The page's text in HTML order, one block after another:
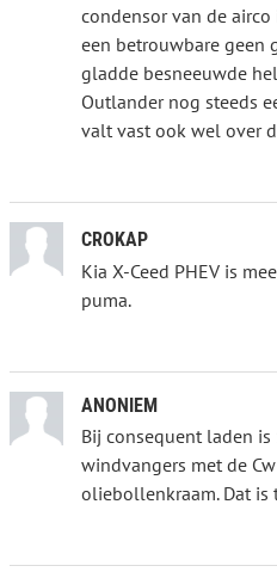
condensor van de airco
een betrouwbare geen
gladde besneeuwde
Outlander nog steeds
valt vast ook wel over
CROKAP
Kia X-Ceed PHEV is
puma.
ANONIEM
Bij consequent laden
windvangers met de
oliebollenkraam. Dat is